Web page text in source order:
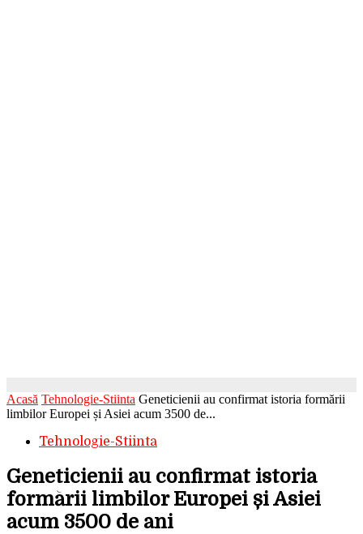
Acasă Tehnologie-Stiinta Geneticienii au confirmat istoria formării
limbilor Europei și Asiei acum 3500 de...
Tehnologie-Stiinta
Geneticienii au confirmat istoria
formării limbilor Europei și Asiei
acum 3500 de ani